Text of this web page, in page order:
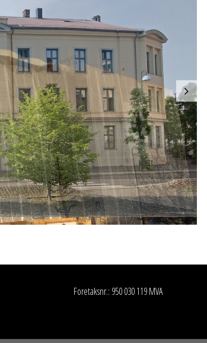
Foretaksnr.: 950 030 119 MVA